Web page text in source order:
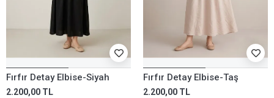
Fırfır Detay Elbise-Siyah
2.200,00 TL
Fırfır Detay Elbise-Taş
2.200,00 TL